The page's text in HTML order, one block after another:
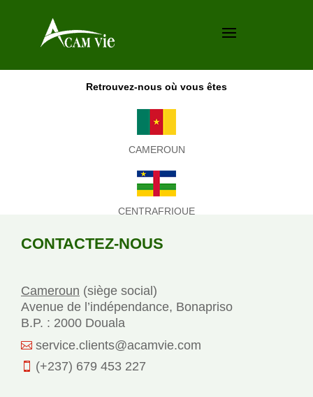
Retrouvez-nous où vous êtes
CAMEROUN
CENTRAFRIQUE
CONTACTEZ-NOUS
Cameroun (siège social)
Avenue de l’indépendance, Bonapriso
B.P. : 2000 Douala
 service.clients@acamvie.com
 (+237) 679 453 227